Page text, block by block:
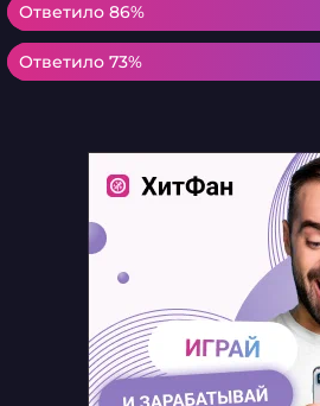
Ответило 86%
Ответило 86%
Ответило 73%
Ответило 73%